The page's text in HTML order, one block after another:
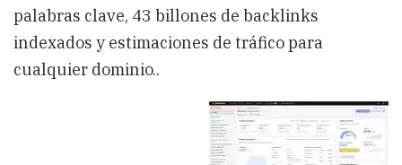
palabras clave, 43 billones de backlinks
indexados y estimaciones de tráfico para
cualquier dominio..